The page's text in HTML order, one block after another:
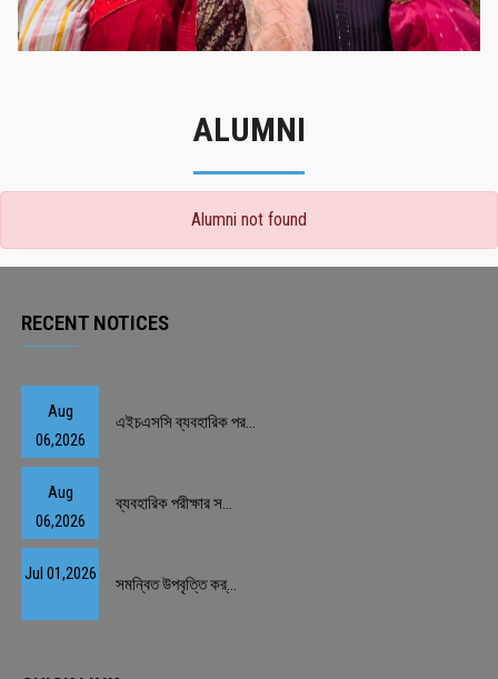
ALUMNI
Alumni not found
RECENT NOTICES
Aug
06,2026
এইচএসসি ব্যবহারিক পর...
Aug
06,2026
ব্যবহারিক পরীক্ষার স...
Jul 01,2026
সমন্বিত উপবৃত্তি কর্...